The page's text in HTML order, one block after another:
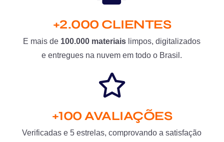
+2.000 CLIENTES
E mais de 100.000 materiais limpos, digitalizados
e entregues na nuvem em todo o Brasil.
+100 AVALIAÇÕES
Verificadas e 5 estrelas, comprovando a satisfação